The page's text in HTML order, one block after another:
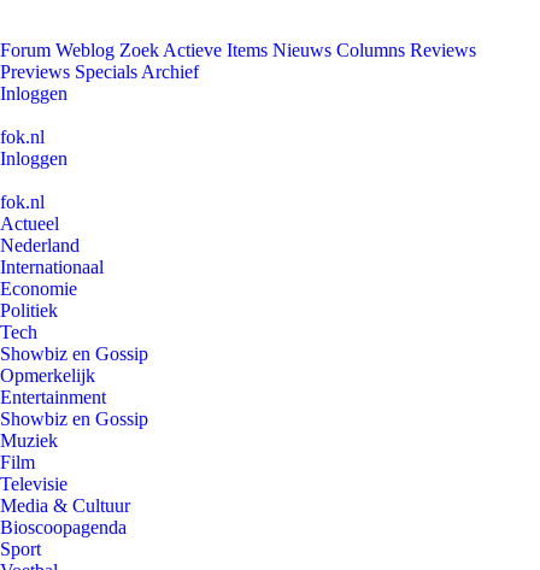
Forum Weblog Zoek Actieve Items Nieuws Columns Reviews
Previews Specials Archief
Inloggen
fok.nl
Inloggen
fok.nl
Actueel
Nederland
Internationaal
Economie
Politiek
Tech
Showbiz en Gossip
Opmerkelijk
Entertainment
Showbiz en Gossip
Muziek
Film
Televisie
Media & Cultuur
Bioscoopagenda
Sport